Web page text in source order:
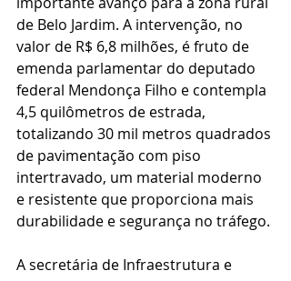
de Belo Jardim. A intervenção, no
valor de R$ 6,8 milhões, é fruto de
emenda parlamentar do deputado
federal Mendonça Filho e contempla
4,5 quilômetros de estrada,
totalizando 30 mil metros quadrados
de pavimentação com piso
intertravado, um material moderno
e resistente que proporciona mais
durabilidade e segurança no tráfego.
A secretária de Infraestrutura e